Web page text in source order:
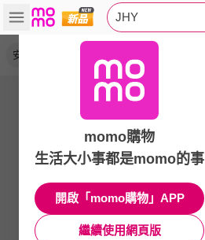
JHY
安卓
momo購物
生活大小事都是momo的事
開啟「momo購物」APP
繼續使用網頁版